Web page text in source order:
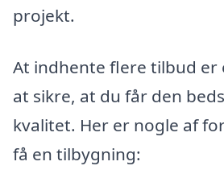
projekt.
At indhente flere tilbud er
at sikre, at du får den
kvalitet. Her er nogle af
få en tilbygning: